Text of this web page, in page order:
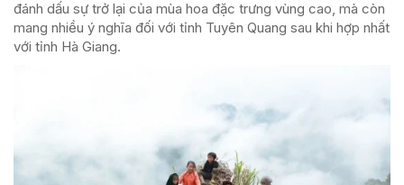
đánh dấu sự trở lại của mùa hoa đặc trưng vùng cao, mà còn
mang nhiều ý nghĩa đối với tỉnh Tuyên Quang sau khi hợp nhất
với tỉnh Hà Giang.